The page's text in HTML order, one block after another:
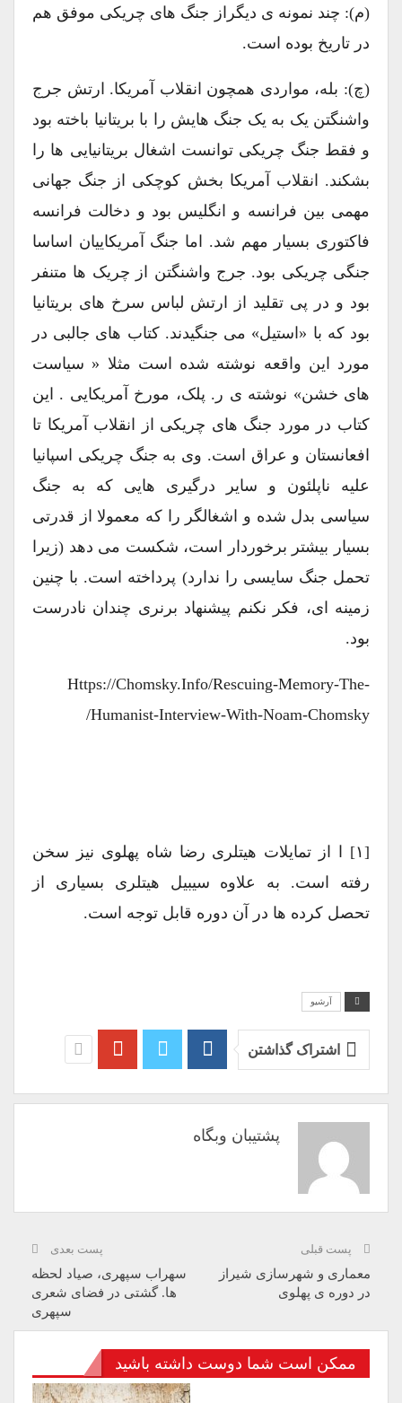
(م): چند نمونه ی دیگراز جنگ های چریکی موفق هم
در تاریخ بوده است.
(چ): بله، مواردی همچون انقلاب آمریکا. ارتش جرج
واشنگتن یک به یک جنگ هایش را با بریتانیا باخته بود
و فقط جنگ چریکی توانست اشغال بریتانیایی ها را
بشکند. انقلاب آمریکا بخش کوچکی از جنگ جهانی
مهمی بین فرانسه و انگلیس بود و دخالت فرانسه
فاکتوری بسیار مهم شد. اما جنگ آمریکاییان اساسا
جنگی چریکی بود. جرج واشنگتن از چریک ها متنفر
بود و در پی تقلید از ارتش لباس سرخ های بریتانیا
بود که با «استیل» می جنگیدند. کتاب های جالبی در
مورد این واقعه نوشته شده است مثلا « سیاست
های خشن» نوشته ی ر. پلک، مورخ آمریکایی . این
کتاب در مورد جنگ های چریکی از انقلاب آمریکا تا
افعانستان و عراق است. وی به جنگ چریکی اسپانیا
علیه ناپلئون و سایر درگیری هایی که به جنگ
سیاسی بدل شده و اشغالگر را که معمولا از قدرتی
بسیار بیشتر برخوردار است، شکست می دهد (زیرا
تحمل جنگ سایسی را ندارد) پرداخته است. با چنین
زمینه ای، فکر نکنم پیشنهاد برنری چندان نادرست
بود.
Https://chomsky.info/rescuing-Memory-The-
Humanist-Interview-With-Noam-Chomsky/
[۱] ا از تمایلات هیتلری رضا شاه پهلوی نیز سخن
رفته است. به علاوه سیبیل هیتلری بسیاری از
تحصل کرده ها در آن دوره قابل توجه است.
آرشیو
اشتراک گذاشتن
پشتیبان وبگاه
پست قبلی
معماری و شهرسازی شیراز
در دوره ی پهلوی
پست بعدی
سهراب سپهری، صیاد لحظه
ها. گشتی در فضای شعری
سپهری
ممکن است شما دوست داشته باشید